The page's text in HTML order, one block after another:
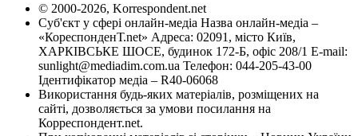
© 2000-2026, Korrespondent.net
Суб'єкт у сфері онлайн-медіа Назва онлайн-медіа –
«КореспонденТ.net» Адреса: 02091, місто Київ,
ХАРКІВСЬКЕ ШОСЕ, будинок 172-Б, офіс 208/1 E-mail:
sunlight@mediadim.com.ua Телефон: 044-205-43-00
Ідентифікатор медіа – R40-06068
Використання будь-яких матеріалів, розміщених на
сайті, дозволяється за умови посилання на
Корреспондент.net.